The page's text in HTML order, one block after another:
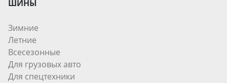
ШИНЫ
Зимние
Летние
Всесезонные
Для грузовых авто
Для спецтехники